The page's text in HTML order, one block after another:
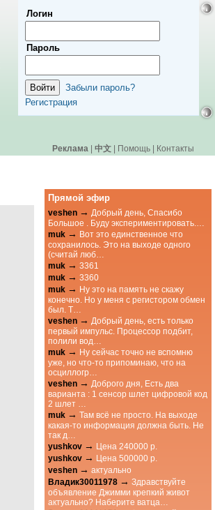
Логин
Пароль
Забыли пароль?
Регистрация
Реклама | 中文 | Помощь | Контакты
Прямой эфир
veshen → Добрый день, Спасибо
Большое . Буду экспериментировать.…
muk → Вот это единственное что
сохранилось. Это на выходе одного
(считай люб…
muk → 3361
muk → 3360
muk → Ну это на память не скажу
конечно. Но у меня с регистором обмен
был. Т…
veshen → Добрый день, есть только
первый импульс. Процессор подбит,
полили вод…
muk → Ну сейчас точно не вспомню
уже, но что-то припоминаю, что на
осциллогр…
veshen → Доброго дня, Есть два
варианта : 1 сенсор шлет цифровой код
2 шлет …
muk → Там всё не просто. На выходе
какая-то информация должна быть. Не
так д…
yushkov → Цена 240000 р.
yushkov → Цена 500000 р.
veshen → актуально
Владик30011978 → Здравствуйте
объявление Джимми крепкий живот
актуально? Наберите ватца…